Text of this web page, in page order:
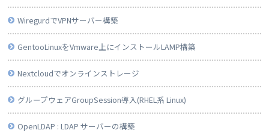
WiregurdでVPNサーバー構築
GentooLinuxをVmware上にインストールLAMP構築
Nextcloudでオンラインストレージ
グループウェアGroupSession導入(RHEL系 Linux)
OpenLDAP : LDAP サーバーの構築